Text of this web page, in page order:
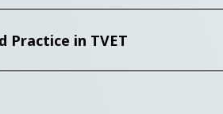
Practice in TVET